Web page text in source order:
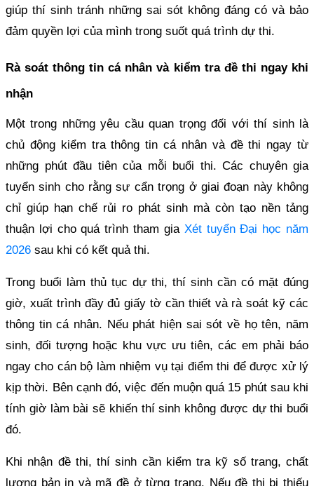
giúp thí sinh tránh những sai sót không đáng có và bảo
đảm quyền lợi của mình trong suốt quá trình dự thi.
Rà soát thông tin cá nhân và kiểm tra đề thi ngay khi
nhận
Một trong những yêu cầu quan trọng đối với thí sinh là
chủ động kiểm tra thông tin cá nhân và đề thi ngay từ
những phút đầu tiên của mỗi buổi thi. Các chuyên gia
tuyển sinh cho rằng sự cẩn trọng ở giai đoạn này không
chỉ giúp hạn chế rủi ro phát sinh mà còn tạo nền tảng
thuận lợi cho quá trình tham gia Xét tuyển Đại học năm
2026 sau khi có kết quả thi.
Trong buổi làm thủ tục dự thi, thí sinh cần có mặt đúng
giờ, xuất trình đầy đủ giấy tờ cần thiết và rà soát kỹ các
thông tin cá nhân. Nếu phát hiện sai sót về họ tên, năm
sinh, đối tượng hoặc khu vực ưu tiên, các em phải báo
ngay cho cán bộ làm nhiệm vụ tại điểm thi để được xử lý
kịp thời. Bên cạnh đó, việc đến muộn quá 15 phút sau khi
tính giờ làm bài sẽ khiến thí sinh không được dự thi buổi
đó.
Khi nhận đề thi, thí sinh cần kiểm tra kỹ số trang, chất
lượng bản in và mã đề ở từng trang. Nếu đề thi bị thiếu